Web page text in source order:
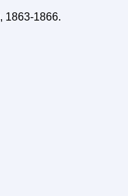
, 1863-1866.